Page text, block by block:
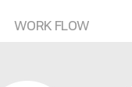
WORK FLOW